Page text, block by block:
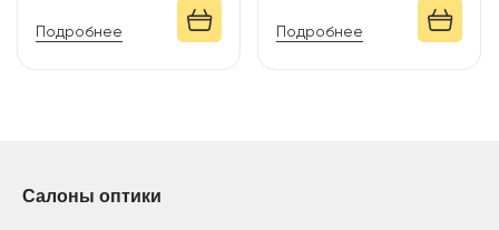
Подробнее Подробнее
Салоны оптики